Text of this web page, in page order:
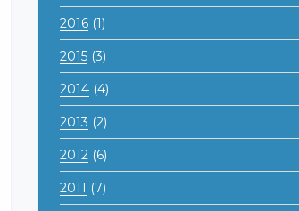
2016 (1)
2015 (3)
2014 (4)
2013 (2)
2012 (6)
2011 (7)